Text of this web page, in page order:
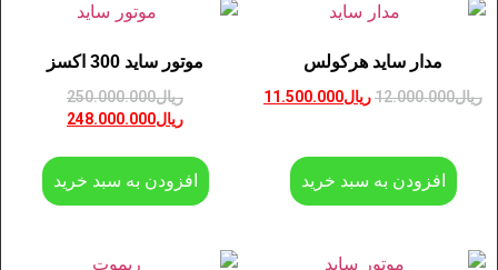
مدار ساید هرکولس
ریال12.000.000ریال11.500.000
افزودن به سبد خرید
موتور ساید 300 اکسز
ریال250.000.000
ریال248.000.000
افزودن به سبد خرید